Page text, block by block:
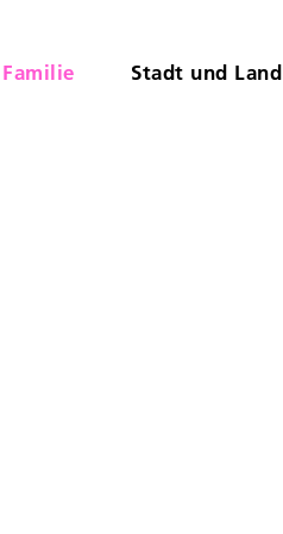
Familie Stadt und Land